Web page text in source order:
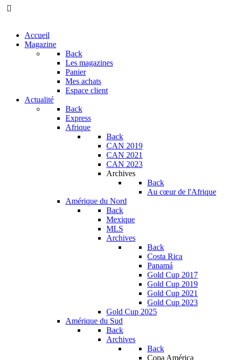
Accueil
Magazine
Back
Les magazines
Panier
Mes achats
Espace client
Actualité
Back
Express
Afrique
Back
CAN 2019
CAN 2021
CAN 2023
Archives
Back
Au cœur de l'Afrique
Amérique du Nord
Back
Mexique
MLS
Archives
Back
Costa Rica
Panamá
Gold Cup 2017
Gold Cup 2019
Gold Cup 2021
Gold Cup 2023
Gold Cup 2025
Amérique du Sud
Back
Archives
Back
Copa América